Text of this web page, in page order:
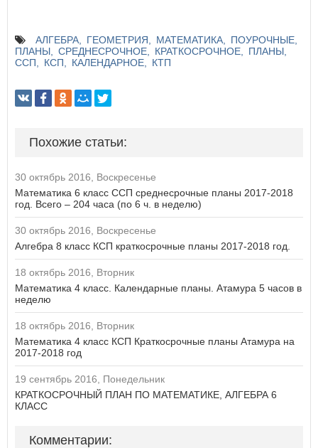
АЛГЕБРА ГЕОМЕТРИЯ МАТЕМАТИКА
ПОУРОЧНЫЕ
ПЛАНЫ
СРЕДНЕСРОЧНОЕ КРАТКОСРОЧНОЕ
ПЛАНЫ
ССП
КСП КАЛЕНДАРНОЕ КТП
Похожие статьи:
30 октябрь 2016, Воскресенье
Математика 6 класс ССП среднесрочные планы 2017-2018
год. Всего – 204 часа (по 6 ч. в неделю)
30 октябрь 2016, Воскресенье
Алгебра 8 класс КСП краткосрочные планы 2017-2018 год.
18 октябрь 2016, Вторник
Математика 4 класс. Календарные планы. Атамура 5 часов в
неделю
18 октябрь 2016, Вторник
Математика 4 класс КСП Краткосрочные планы Атамура на
2017-2018 год
19 сентябрь 2016, Понедельник
КРАТКОСРОЧНЫЙ ПЛАН ПО МАТЕМАТИКЕ, АЛГЕБРА 6
КЛАСС
Комментарии: